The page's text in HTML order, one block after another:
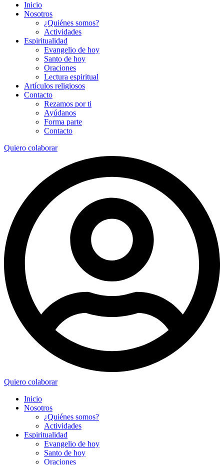
Inicio
Nosotros
¿Quiénes somos?
Actividades
Espiritualidad
Evangelio de hoy
Santo de hoy
Oraciones
Lectura espiritual
Artículos religiosos
Contacto
Rezamos por ti
Ayúdanos
Forma parte
Contacto
Quiero colaborar
Quiero colaborar
Inicio
Nosotros
¿Quiénes somos?
Actividades
Espiritualidad
Evangelio de hoy
Santo de hoy
Oraciones